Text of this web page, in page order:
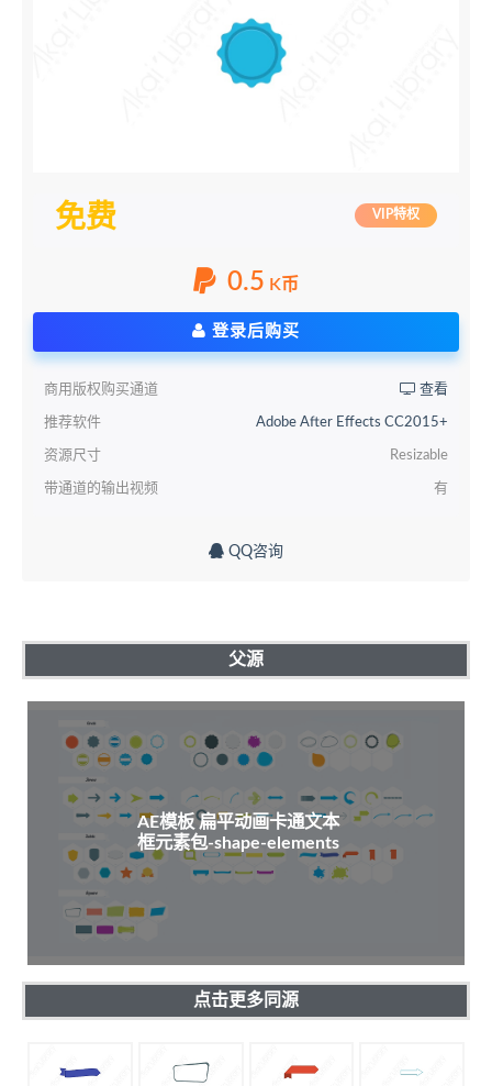
免费 VIP特权
0.5 K币
登录后购买
商用版权购买通道 查看
推荐软件 Adobe After Effects CC2015+
资源尺寸 Resizable
带通道的输出视频 有
QQ咨询
父源
AE模板 扁平动画卡通文本
框元素包-shape-elements
点击更多同源